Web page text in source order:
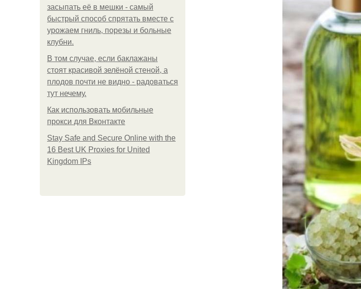
засыпать её в мешки - самый
быстрый способ спрятать вместе с
урожаем гниль, порезы и больные
клубни.
В том случае, если баклажаны
стоят красивой зелёной стеной, а
плодов почти не видно - радоваться
тут нечему.
Как использовать мобильные
прокси для Вконтакте
Stay Safe and Secure Online with the
16 Best UK Proxies for United
Kingdom IPs